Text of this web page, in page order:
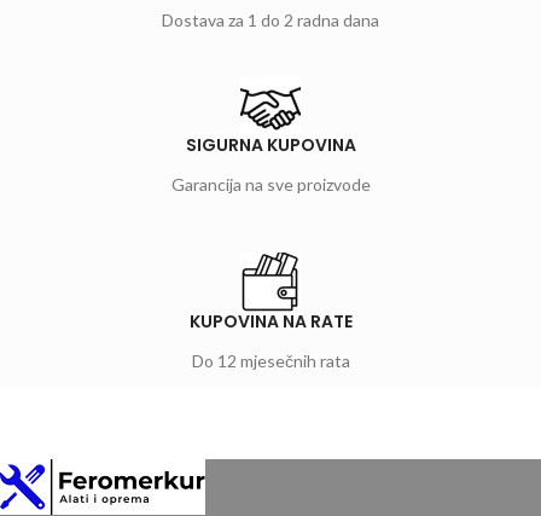
Dostava za 1 do 2 radna dana
SIGURNA KUPOVINA
Garancija na sve proizvode
KUPOVINA NA RATE
Do 12 mjesečnih rata